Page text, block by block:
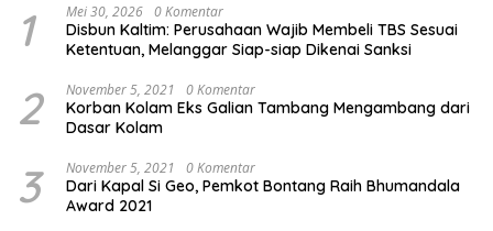
1 Mei 30, 2026 0 Komentar
Disbun Kaltim: Perusahaan Wajib Membeli TBS Sesuai
Ketentuan, Melanggar Siap-siap Dikenai Sanksi
2 November 5, 2021 0 Komentar
Korban Kolam Eks Galian Tambang Mengambang dari
Dasar Kolam
3 November 5, 2021 0 Komentar
Dari Kapal Si Geo, Pemkot Bontang Raih Bhumandala
Award 2021